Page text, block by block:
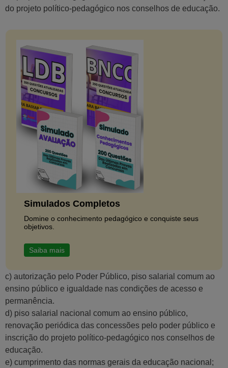
do projeto político-pedagógico nos conselhos de educação.
Simulados Completos
Domine o conhecimento pedagógico e conquiste seus
objetivos.
Saiba mais
c) autorização pelo Poder Público, piso salarial comum ao
ensino público e igualdade nas condições de acesso e
permanência.
d) piso salarial nacional comum ao ensino público,
renovação periódica das concessões pelo poder público e
inscrição do projeto político-pedagógico nos conselhos de
educação.
e) cumprimento das normas gerais da educação nacional;